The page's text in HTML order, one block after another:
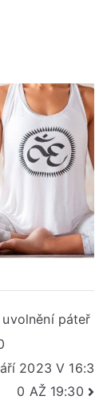
páteř
2023 V 16:3
0 AŽ 19:30